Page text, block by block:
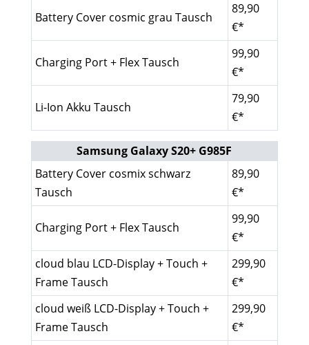
Battery Cover cosmic grau Tausch
89,90
€*
Charging Port + Flex Tausch
99,90
€*
Li-Ion Akku Tausch
79,90
€*
Samsung Galaxy S20+ G985F
Battery Cover cosmix schwarz
Tausch
89,90
€*
Charging Port + Flex Tausch
99,90
€*
cloud blau LCD-Display + Touch +
Frame Tausch
299,90
€*
cloud weiß LCD-Display + Touch +
Frame Tausch
299,90
€*